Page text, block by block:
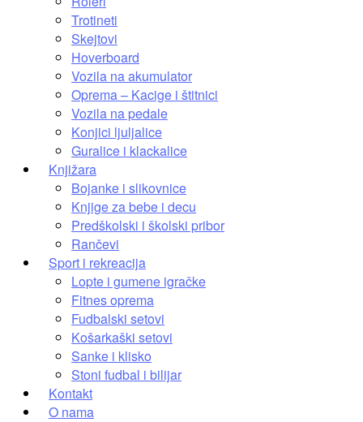
Trotineti
Skejtovi
Hoverboard
Vozila na akumulator
Oprema – Kacige i štitnici
Vozila na pedale
Konjici ljuljalice
Guralice i klackalice
Knjižara
Bojanke i slikovnice
Knjige za bebe i decu
Predškolski i školski pribor
Rančevi
Sport i rekreacija
Lopte i gumene igračke
Fitnes oprema
Fudbalski setovi
Košarkaški setovi
Sanke i klisko
Stoni fudbal i bilijar
Kontakt
O nama